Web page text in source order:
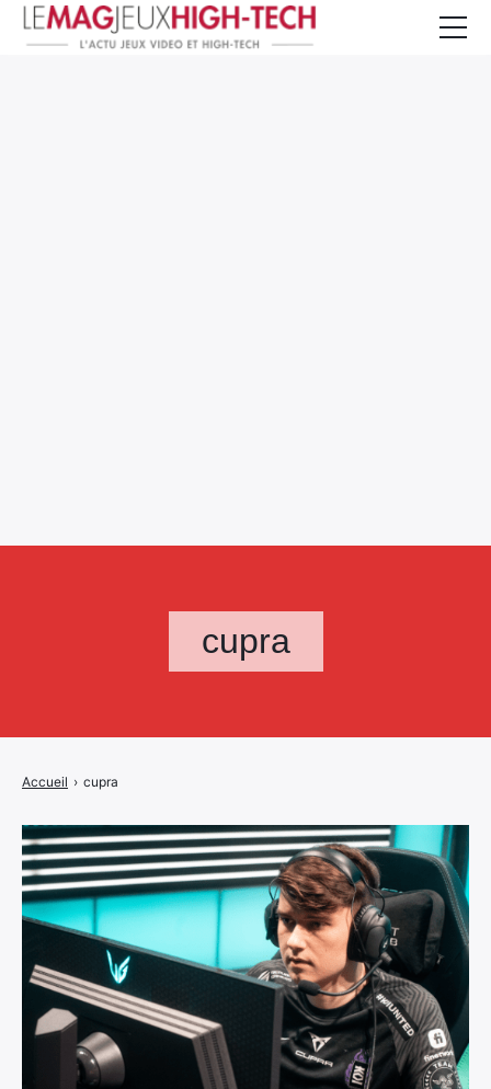
cupra
Accueil › cupra